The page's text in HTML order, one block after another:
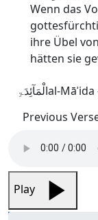
Wenn das
ihre Übel
hätten sie
الْمَآئِدَۃِal-
Previous
Play